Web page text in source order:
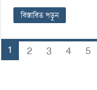
বিস্তারিত পড়ুন
1 2 3 4 5